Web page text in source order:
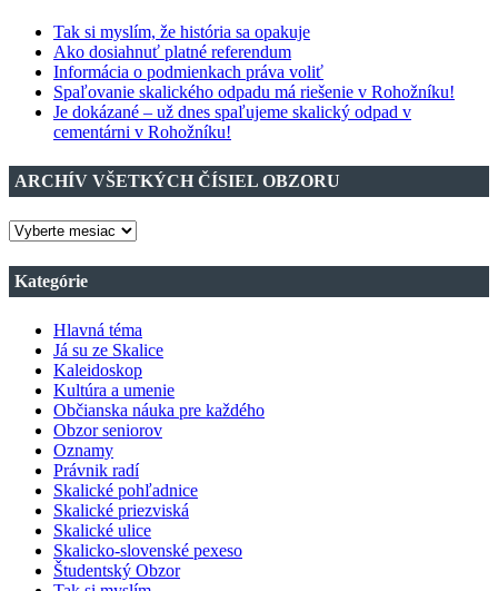
Tak si myslím, že história sa opakuje
Ako dosiahnuť platné referendum
Informácia o podmienkach práva voliť
Spaľovanie skalického odpadu má riešenie v Rohožníku!
Je dokázané – už dnes spaľujeme skalický odpad v
cementárni v Rohožníku!
ARCHÍV VŠETKÝCH ČÍSIEL OBZORU
ARCHÍV
ČÍSIEL
OBZORU
Kategórie
Hlavná téma
Já su ze Skalice
Kaleidoskop
Kultúra a umenie
Občianska náuka pre každého
Obzor seniorov
Oznamy
Právnik radí
Skalické pohľadnice
Skalické priezviská
Skalické ulice
Skalicko-slovenské pexeso
Študentský Obzor